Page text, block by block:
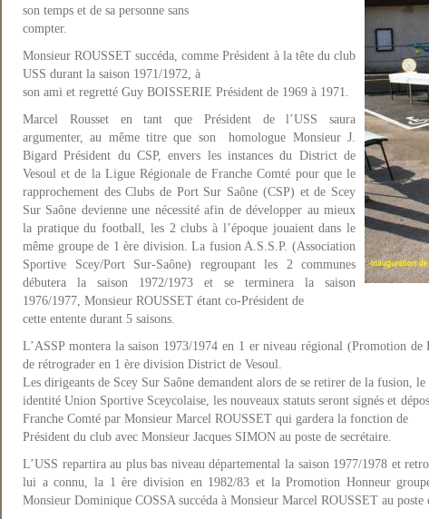
son temps et de sa personne sans
compter.
Monsieur ROUSSET succéda, comme Président à la tête du club
USS durant la saison 1971/1972, à
son ami et regretté Guy BOISSERIE Président de 1969 à 1971.
Marcel Rousset en tant que Président de l’USS saura
argumenter, au même titre que son homologue Monsieur J.
Bigard Président du CSP, envers les instances du District de
Vesoul et de la Ligue Régionale de Franche Comté pour que le
rapprochement des Clubs de Port Sur Saône (CSP) et de Scey
Sur Saône devienne une nécessité afin de développer au mieux
la pratique du football, les 2 clubs à l’époque jouaient dans le
même groupe de 1 ère division. La fusion A.S.S.P. (Association
Sportive Scey/Port Sur-Saône) regroupant les 2 communes
débutera la saison 1972/1973 et se terminera la saison
1976/1977, Monsieur ROUSSET étant co-Président de
cette entente durant 5 saisons.
L’ASSP montera la saison 1973/1974 en 1 er niveau régional (Promotion
de rétrograder en 1 ère division District de Vesoul.
Les dirigeants de Scey Sur Saône demandent alors de se retirer de la fusion,
identité Union Sportive Sceycolaise, les nouveaux statuts seront signés et
Franche Comté par Monsieur Marcel ROUSSET qui gardera la fonction de
Président du club avec Monsieur Jacques SIMON au poste de secrétaire.
L’USS repartira au plus bas niveau départemental la saison 1977/1978 et
lui a connu, la 1 ère division en 1982/83 et la Promotion Honneur
Monsieur Dominique COSSA succéda à Monsieur Marcel ROUSSET au poste